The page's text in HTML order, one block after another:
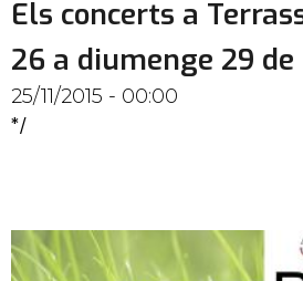
Els concerts a
26 a diumenge 29
25/11/2015 - 00:00
*/